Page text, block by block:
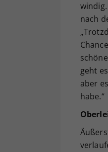
nach
geht
aber
habe.“